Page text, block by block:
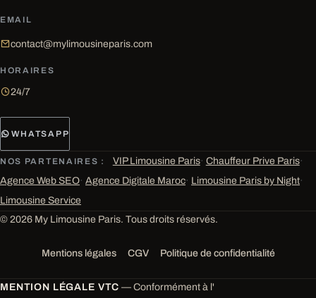
EMAIL
contact@mylimousineparis.com
HORAIRES
24/7
WHATSAPP
NOS PARTENAIRES : VIP Limousine Paris· Chauffeur Prive Paris·
Agence Web SEO· Agence Digitale Maroc· Limousine Paris by Night·
Limousine Service
© 2026 My Limousine Paris. Tous droits réservés.
Mentions légales CGV Politique de confidentialité
MENTION LÉGALE VTC — Conformément à l'